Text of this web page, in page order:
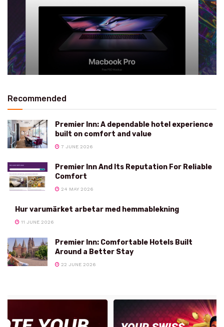
Recommended
Premier Inn: A dependable hotel experience
built on comfort and value
7 JUNE 2026
Premier Inn And Its Reputation For Reliable
Comfort
24 MAY 2026
Hur varumärket arbetar med hemmablekning
11 JUNE 2026
Premier Inn: Comfortable Hotels Built
Around a Better Stay
22 JUNE 2026